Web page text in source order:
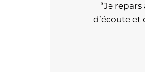
“Je
d’écoute et